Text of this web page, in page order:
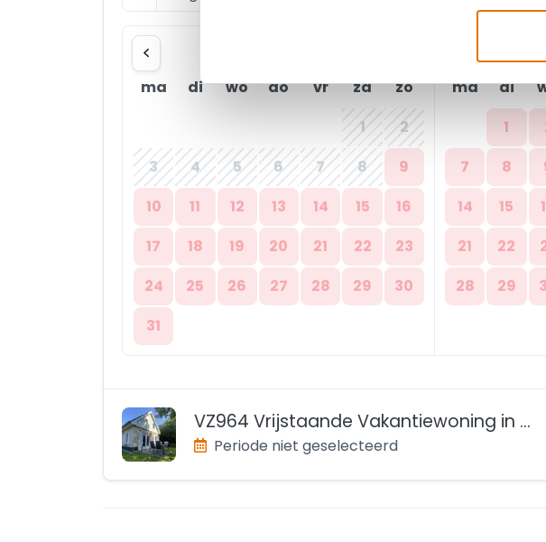
ma di wo do vr za
zo
1
2
3
4 5 6 7 8
9
10
11 12 13 14 15
16
17
18 19 20 21 22
23
24
25 26 27 28 29
30
31
ma di
1
7
8
14
15
21
22
28
29
VZ964 Vrijstaande Vakantiewoning in Zoutelande
Periode niet geselecteerd